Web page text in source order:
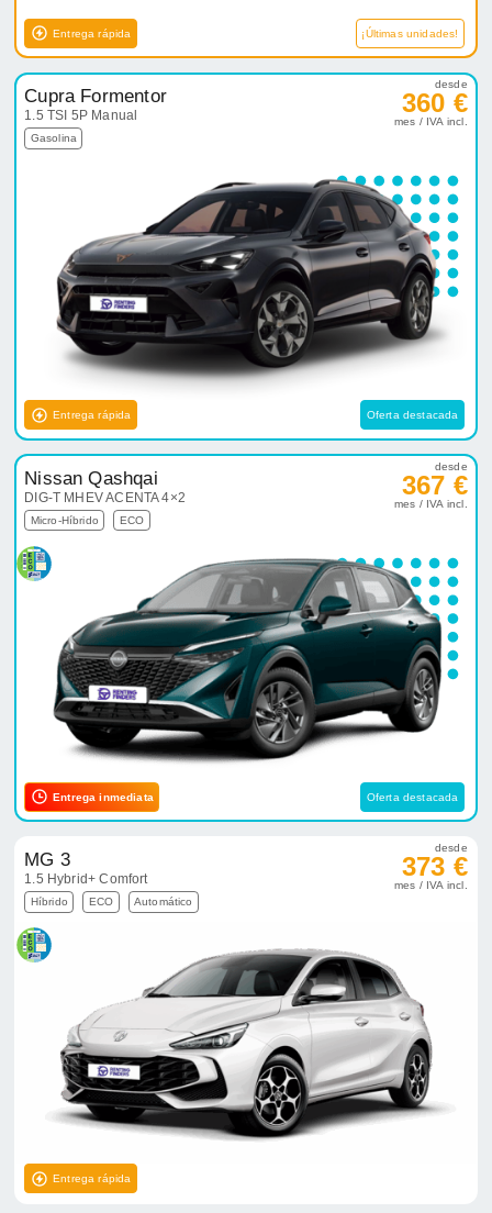
Entrega rápida ¡Últimas unidades!
Cupra Formentor
1.5 TSI 5P Manual
Gasolina
desde
360 €
mes / IVA incl.
Entrega rápida Oferta destacada
Nissan Qashqai
DIG-T MHEV ACENTA 4×2
Micro-Híbrido ECO
desde
367 €
mes / IVA incl.
Entrega inmediata Oferta destacada
MG 3
1.5 Hybrid+ Comfort
Híbrido ECO Automático
desde
373 €
mes / IVA incl.
Entrega rápida